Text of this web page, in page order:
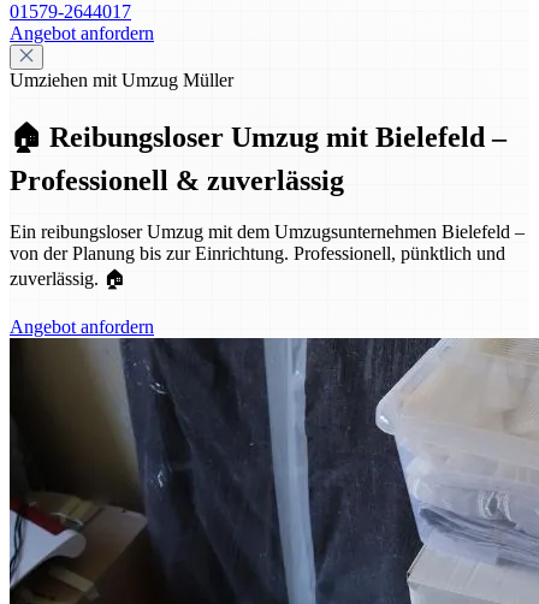
01579-2644017
Angebot anfordern
Umziehen mit Umzug Müller
🏠 Reibungsloser Umzug mit Bielefeld –
Professionell & zuverlässig
Ein reibungsloser Umzug mit dem Umzugsunternehmen Bielefeld –
von der Planung bis zur Einrichtung. Professionell, pünktlich und
zuverlässig. 🏠
Angebot anfordern